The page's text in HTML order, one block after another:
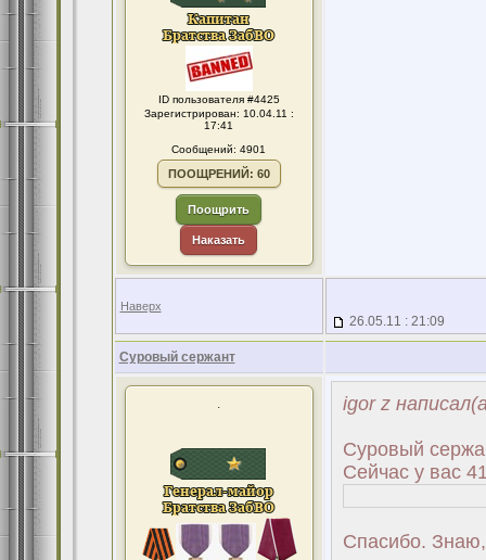
ID пользователя #4425
Зарегистрирован: 10.04.11 :
17:41
Сообщений: 4901
ПООЩРЕНИЙ: 60
Поощрить
Наказать
Наверх
26.05.11 : 21:09
Суровый сержант
. igor z
Суровый
Сейчас у вас
Спасибо.